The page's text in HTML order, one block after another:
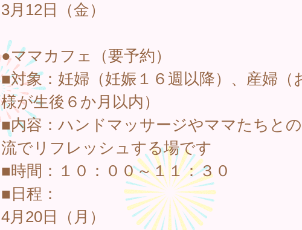
3月12日（金）
●ママカフェ（要予約）
■対象：妊婦（妊娠１６週以降）、産婦（
様が生後６か月以内）
■内容：ハンドマッサージやママたちと
流でリフレッシュする場です
■時間：１０：００～１１：３０
■日程：
4月20日（月）